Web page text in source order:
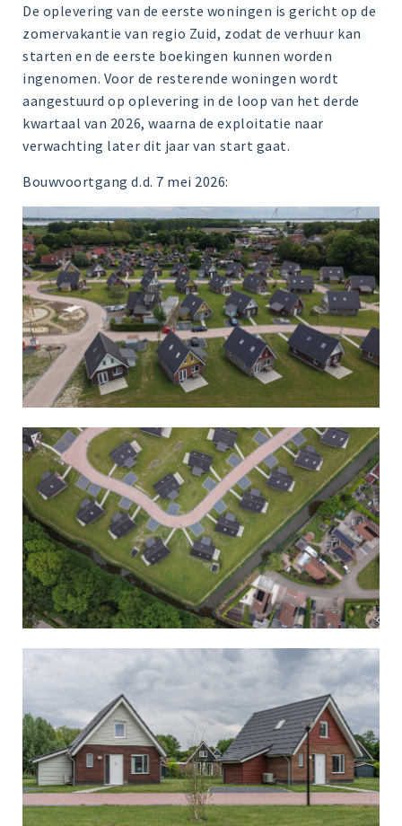
De oplevering van de eerste woningen is gericht op de
zomervakantie van regio Zuid, zodat de verhuur kan
starten en de eerste boekingen kunnen worden
ingenomen. Voor de resterende woningen wordt
aangestuurd op oplevering in de loop van het derde
kwartaal van 2026, waarna de exploitatie naar
verwachting later dit jaar van start gaat.
Bouwvoortgang d.d. 7 mei 2026: